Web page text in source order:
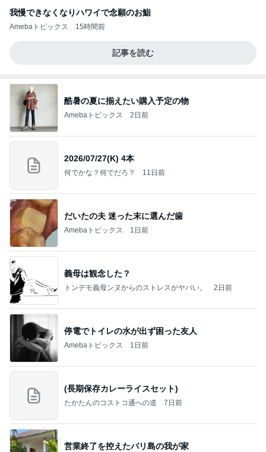
我慢できなくなりハワイで念願のお鮨
Amebaトピックス 15時間前
記事を読む
酷暑の夏に揃えたい購入予定の物
Amebaトピックス 2日前
2026/07/27(K) 4本
何でかな？何でだろ？ 11日前
だいたの夫 迷った末に選んだ歯
Amebaトピックス 1日前
義母は観念した？
トンデモ義母ンヌからのストレスがヤバい。 2日前
停電でトイレの水が出ず困った友人
Amebaトピックス 1日前
(長期保存カレーライスセット)
たかたんのコストコ通への道 7日前
営業終了を控えたバリ島の我が家